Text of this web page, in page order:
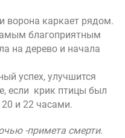
ворона каркает рядом.
благоприятным
на дерево и начала
успех, улучшится
если крик птицы был
и 22 часами.
-примета смерти.